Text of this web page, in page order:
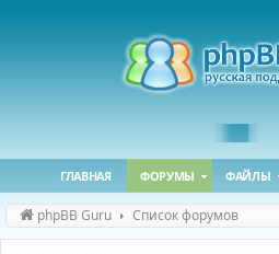
ГЛАВНАЯ ФОРУМЫ ФАЙЛЫ
phpBB Guru Список форумов